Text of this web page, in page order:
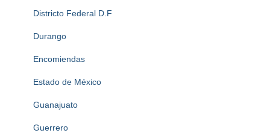
Districto Federal D.F
Durango
Encomiendas
Estado de México
Guanajuato
Guerrero